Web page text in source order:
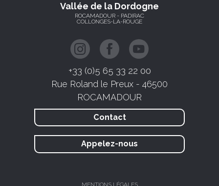
Vallée de la Dordogne
ROCAMADOUR - PADIRAC
COLLONGES-LA-ROUGE
+33 (0)5 65 33 22 00
Rue Roland le Preux - 46500
ROCAMADOUR
Contact
Appelez-nous
MENTIONS LÉGALES